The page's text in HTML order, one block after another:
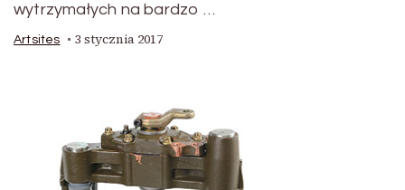
wytrzymałych na bardzo …
Artsites 3 stycznia 2017